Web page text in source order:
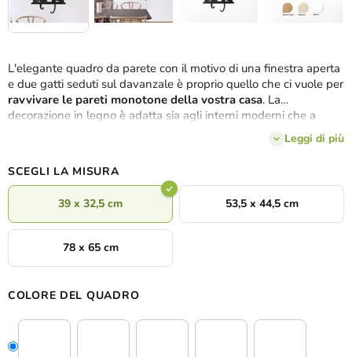
L'elegante quadro da parete con il motivo di una finestra aperta
e due gatti seduti sul davanzale è proprio quello che ci vuole per
ravvivare le pareti monotone della vostra casa. La
decorazione in legno è adatta sia agli interni moderni che a
Leggi di più
SCEGLI LA MISURA
39 x 32,5 cm 53,5 x 44,5 cm
78 x 65 cm
COLORE DEL QUADRO